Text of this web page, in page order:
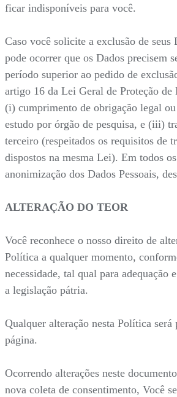
ficar indisponíveis para você.
Caso você solicite a exclusão de seus
pode ocorrer que os Dados precisem
período superior ao pedido de
artigo 16 da Lei Geral de Proteção de
(i) cumprimento de obrigação legal
estudo por órgão de pesquisa, e (iii)
terceiro (respeitados os requisitos de
dispostos na mesma Lei). Em todos
anonimização dos Dados Pessoais,
ALTERAÇÃO DO TEOR
Você reconhece o nosso direito de
Política a qualquer momento,
necessidade, tal qual para adequação
a legislação pátria.
Qualquer alteração nesta Política será
página.
Ocorrendo alterações neste
nova coleta de consentimento, Você